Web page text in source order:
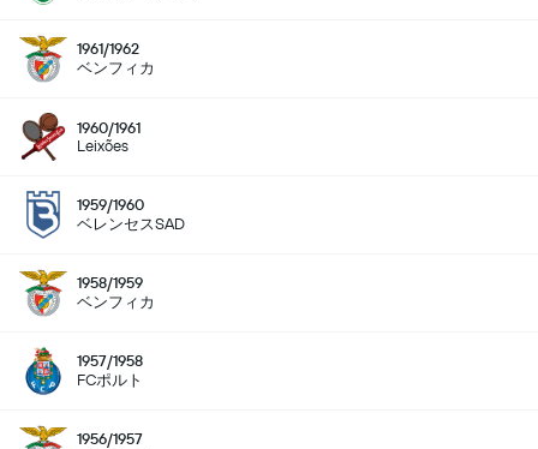
1961/1962
ベンフィカ
1960/1961
Leixões
1959/1960
ベレンセスSAD
1958/1959
ベンフィカ
1957/1958
FCポルト
1956/1957